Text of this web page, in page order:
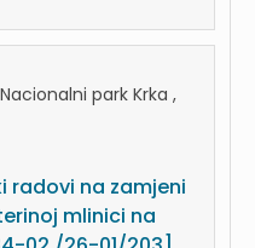
park Krka ,
radovi na zamjeni
mlinici na